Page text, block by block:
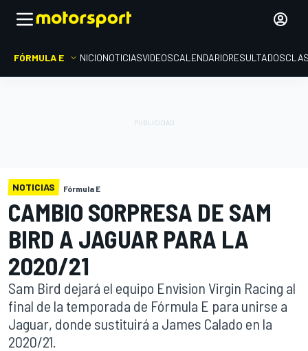
FÓRMULA E INICIONOTICIASVIDEOSCALENDARIORESULTADOS
NOTICIAS Fórmula E
CAMBIO SORPRESA DE SAM
BIRD A JAGUAR PARA LA
2020/21
Sam Bird dejará el equipo Envision Virgin Racing al
final de la temporada de Fórmula E para unirse a
Jaguar, donde sustituirá a James Calado en la
2020/21.